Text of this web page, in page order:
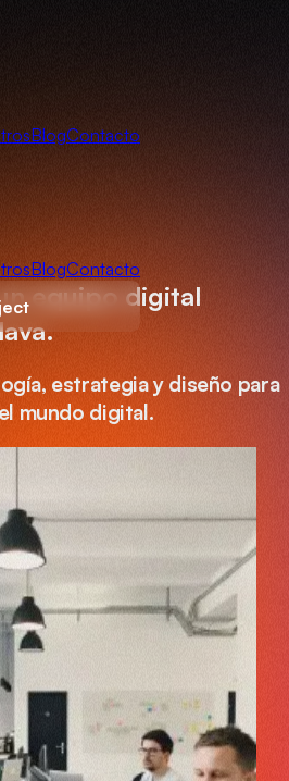
BlogContacto
BlogContacto
equipo digital
estrategia y diseño para
mundo digital.